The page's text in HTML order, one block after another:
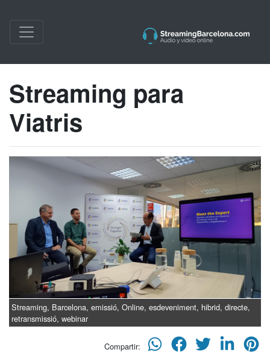
Streaming para
Viatris
Streaming, Barcelona, emissió, Online, esdeveniment, hibrid, directe,
retransmissió, webinar
Compartir: